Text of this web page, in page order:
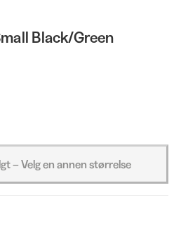
Black/Green
– Velg en annen størrelse